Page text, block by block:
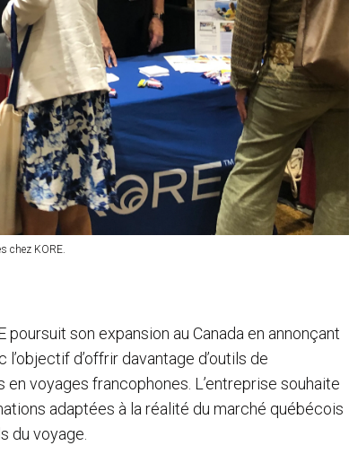
chez KORE.
son expansion au Canada en annonçant
d’offrir davantage d’outils de
voyages francophones. L’entreprise souhaite
adaptées à la réalité du marché québécois
du voyage.